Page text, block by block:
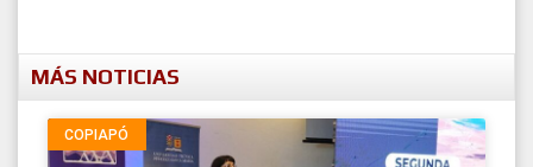
MÁS NOTICIAS
COPIAPÓ